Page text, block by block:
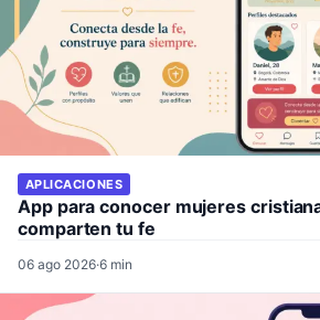
APLICACIONES
App para conocer mujeres
comparten tu fe
06 ago 2026·6 min